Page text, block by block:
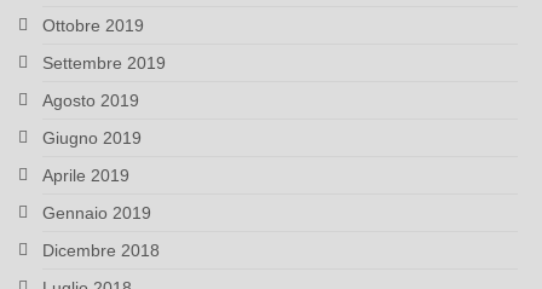
Ottobre 2019
Settembre 2019
Agosto 2019
Giugno 2019
Aprile 2019
Gennaio 2019
Dicembre 2018